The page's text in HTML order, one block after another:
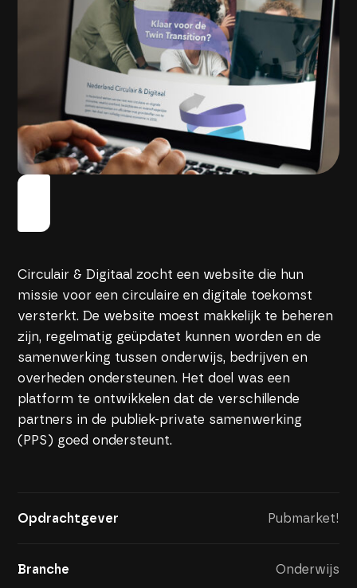
Circulair & Digitaal zocht een website die hun
missie voor een circulaire en digitale toekomst
versterkt. De website moest makkelijk te beheren
zijn, regelmatig geüpdatet kunnen worden en de
samenwerking tussen onderwijs, bedrijven en
overheden ondersteunen. Het doel was een
platform te ontwikkelen dat de verschillende
partners in de publiek-private samenwerking
(PPS) goed ondersteunt.
Opdrachtgever Pubmarket!
Branche Onderwijs